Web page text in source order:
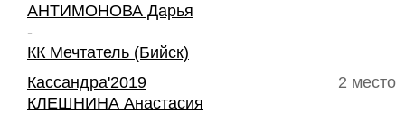
АНТИМОНОВА Дарья
-
КК Мечтатель (Бийск)
2 место
Кассандра'2019
КЛЕШНИНА Анастасия